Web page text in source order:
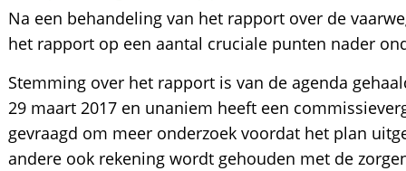
Na een behandeling van het rapport over de
het rapport op een aantal cruciale punten nader
Stemming over het rapport is van de agenda
29 maart 2017 en unaniem heeft een
gevraagd om meer onderzoek voordat het plan
andere ook rekening wordt gehouden met de